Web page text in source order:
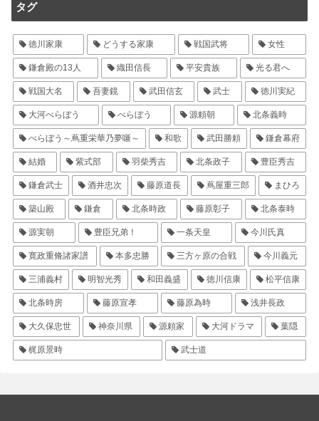
タグ
徳川家康 どうする家康 戦国武将 女性
鎌倉殿の13人 織田信長 平安貴族 光る君へ
戦国大名 吾妻鏡 武田信玄 武士 徳川実紀
大河べらぼう べらぼう 源頼朝 北条義時
べらぼう～蔦重栄華乃夢噺～ 和歌 武田勝頼 鎌倉幕府
結婚 紫式部 羽柴秀吉 北条政子 豊臣秀吉
鎌倉武士 酒井忠次 藤原道長 蔦屋重三郎 まひろ
築山殿 鎌倉 北条時政 藤原彰子 北条泰時
源実朝 豊臣兄弟！ 一条天皇 今川氏真
寛政重脩諸家譜 本多忠勝 三方ヶ原の合戦 今川義元
三浦義村 明智光秀 和田義盛 徳川信康 松平信康
北条時房 藤原宣孝 藤原為時 浅井長政
大久保忠世 神奈川県 源頼家 大河ドラマ 葉隠
梶原景時 武士道